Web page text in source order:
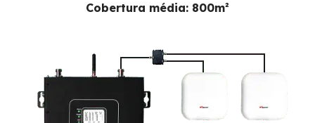
Cobertura média: 800m²